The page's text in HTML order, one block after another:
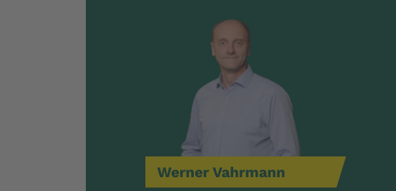
Werner Vahrmann